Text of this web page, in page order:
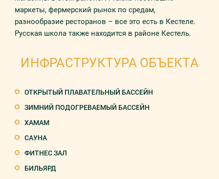
маркеты, фермерский рынок по средам,
разнообразие ресторанов – все это есть в Кестеле.
Русская школа также находится в районе Кестель.
ИНФРАСТРУКТУРА ОБЪЕКТА
ОТКРЫТЫЙ ПЛАВАТЕЛЬНЫЙ БАССЕЙН
ЗИМНИЙ ПОДОГРЕВАЕМЫЙ БАССЕЙН
ХАМАМ
САУНА
ФИТНЕС ЗАЛ
БИЛЬЯРД